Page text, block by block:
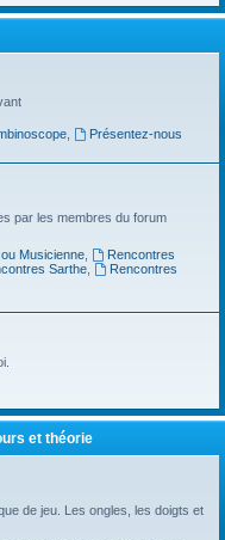
,
Présentez-nous
par les membres du forum
Musicienne,
Rencontres
Sarthe,
Rencontres
et théorie
de jeu. Les ongles, les doigts et